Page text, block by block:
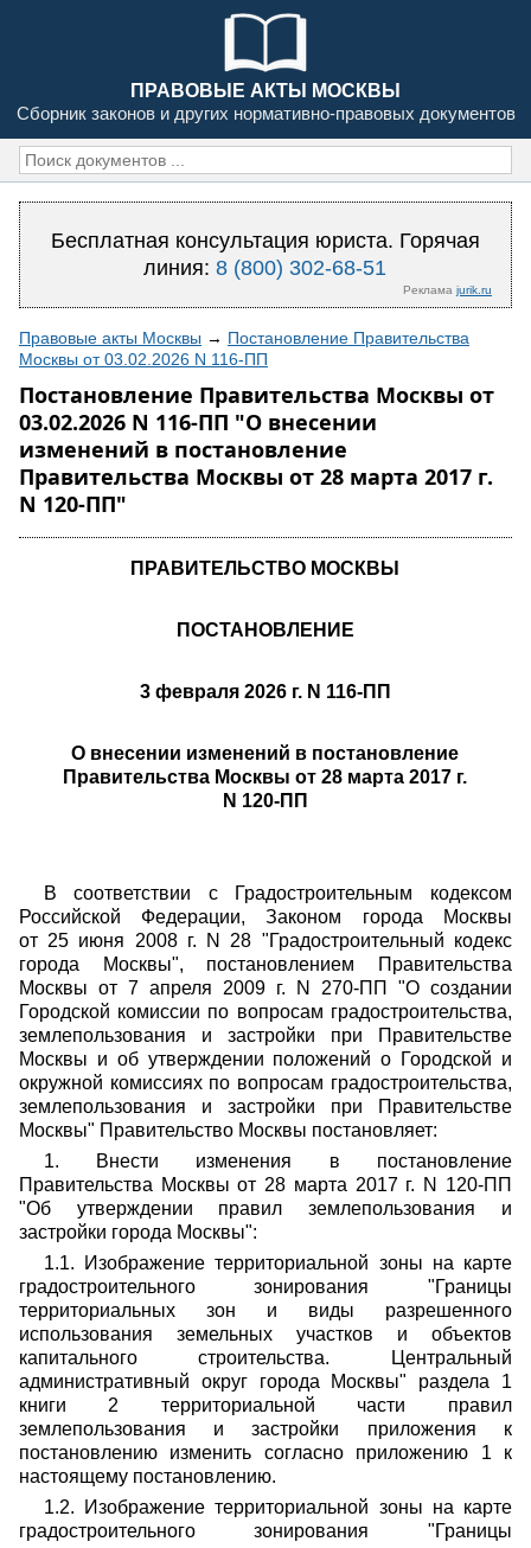
ПРАВОВЫЕ АКТЫ МОСКВЫ
Сборник законов и других нормативно-правовых документов
Бесплатная консультация юриста. Горячая
линия:8 (800) 302-68-51
Реклама jurik.ru
Правовые акты Москвы → Постановление Правительства
Москвы от 03.02.2026 N 116-ПП
Постановление Правительства Москвы от
03.02.2026 N 116-ПП "О внесении
изменений в постановление
Правительства Москвы от 28 марта 2017 г.
N 120-ПП"
ПРАВИТЕЛЬСТВО МОСКВЫ
ПОСТАНОВЛЕНИЕ
3 февраля 2026 г. N 116-ПП
О внесении изменений в постановление
Правительства Москвы от 28 марта 2017 г.
N 120-ПП
В соответствии с Градостроительным кодексом
Российской Федерации, Законом города Москвы
от 25 июня 2008 г. N 28 "Градостроительный кодекс
города Москвы", постановлением Правительства
Москвы от 7 апреля 2009 г. N 270-ПП "О создании
Городской комиссии по вопросам градостроительства,
землепользования и застройки при Правительстве
Москвы и об утверждении положений о Городской и
окружной комиссиях по вопросам градостроительства,
землепользования и застройки при Правительстве
Москвы" Правительство Москвы постановляет:
1. Внести изменения в постановление
Правительства Москвы от 28 марта 2017 г. N 120-ПП
"Об утверждении правил землепользования и
застройки города Москвы":
1.1. Изображение территориальной зоны на карте
градостроительного зонирования "Границы
территориальных зон и виды разрешенного
использования земельных участков и объектов
капитального строительства. Центральный
административный округ города Москвы" раздела 1
книги 2 территориальной части правил
землепользования и застройки приложения к
постановлению изменить согласно приложению 1 к
настоящему постановлению.
1.2. Изображение территориальной зоны на карте
градостроительного зонирования "Границы